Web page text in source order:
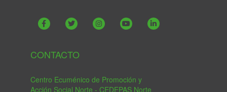
CONTACTO
Centro Ecuménico de Promoción y
Acción Social Norte - CEDEPAS Norte